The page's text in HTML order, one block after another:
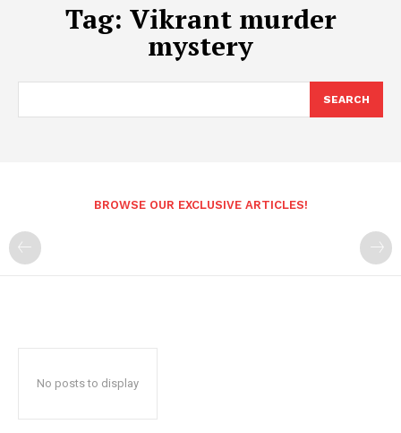
Tag: Vikrant murder
mystery
SEARCH
BROWSE OUR EXCLUSIVE ARTICLES!
No posts to display